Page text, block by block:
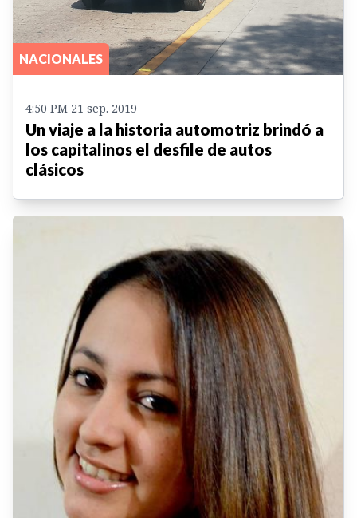
NACIONALES
4:50 PM 21 sep. 2019
Un viaje a la historia automotriz brindó a
los capitalinos el desfile de autos
clásicos